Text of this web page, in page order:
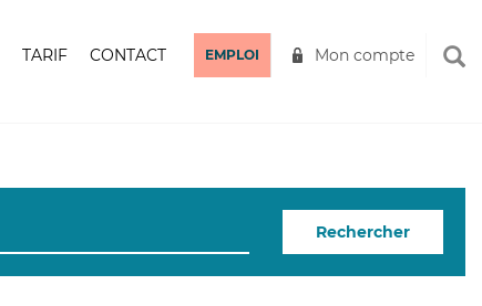
TARIF CONTACT EMPLOI Mon compte
Rechercher